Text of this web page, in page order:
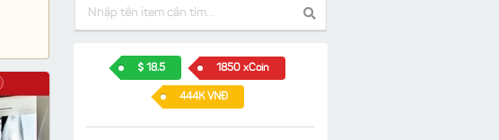
18.5 1850 xCoin
444K VNĐ